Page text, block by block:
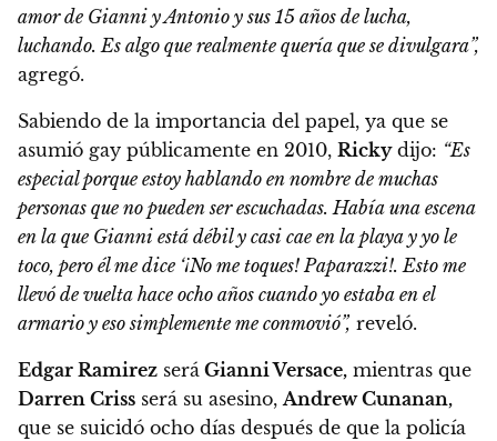
amor de Gianni y Antonio y sus 15 años de lucha,
luchando. Es algo que realmente quería que se divulgara”,
agregó.
Sabiendo de la importancia del papel, ya que se
asumió gay públicamente en 2010, Rickydijo: “Es
especial porque estoy hablando en nombre de muchas
personas que no pueden ser escuchadas. Había una escena
en la que Gianni está débil y casi cae en la playa y yo le
toco, pero él me dice ‘¡No me toques! Paparazzi!. Esto me
llevó de vuelta hace ocho años cuando yo estaba en el
armario y eso simplemente me conmovió”, reveló.
Edgar Ramirez será Gianni Versace, mientras que
Darren Criss será su asesino, Andrew Cunanan,
que se suicidó ocho días después de que la policía